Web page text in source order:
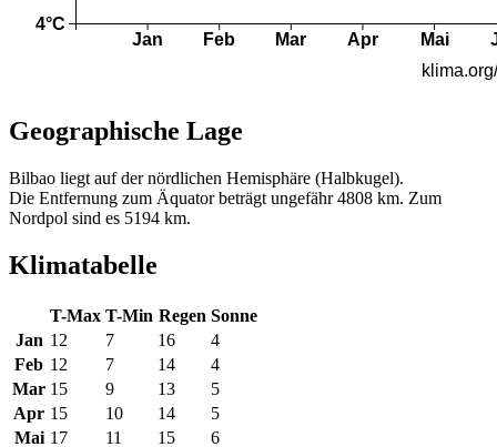
Geographische Lage
Bilbao liegt auf der nördlichen Hemisphäre (Halbkugel).
Die Entfernung zum Äquator beträgt ungefähr 4808 km. Zum
Nordpol sind es 5194 km.
Klimatabelle
T-Max T-Min Regen Sonne
Jan 12 7 16
4
Feb 12 7 14
4
Mar 15 9 13
5
Apr 15 10 14
5
Mai 17 11 15 6